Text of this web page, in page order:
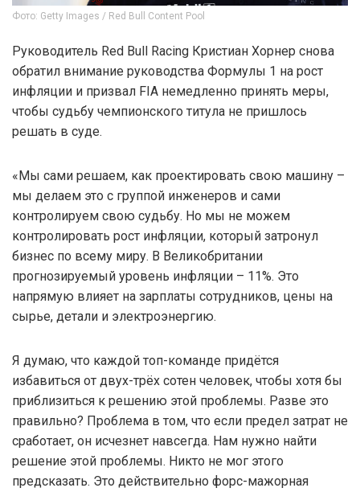
Фото: Getty Images / Red Bull Content Pool
Руководитель Red Bull Racing Кристиан Хорнер снова
обратил внимание руководства Формулы 1 на рост
инфляции и призвал FIA немедленно принять меры,
чтобы судьбу чемпионского титула не пришлось
решать в суде.
«Мы сами решаем, как проектировать свою машину –
мы делаем это с группой инженеров и сами
контролируем свою судьбу. Но мы не можем
контролировать рост инфляции, который затронул
бизнес по всему миру. В Великобритании
прогнозируемый уровень инфляции – 11%. Это
напрямую влияет на зарплаты сотрудников, цены на
сырье, детали и электроэнергию.
Я думаю, что каждой топ-команде придётся
избавиться от двух-трёх сотен человек, чтобы хотя бы
приблизиться к решению этой проблемы. Разве это
правильно? Проблема в том, что если предел затрат не
сработает, он исчезнет навсегда. Нам нужно найти
решение этой проблемы. Никто не мог этого
предсказать. Это действительно форс-мажорная